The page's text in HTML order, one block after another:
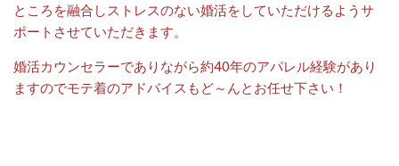
ところを融合しストレスのない婚活をしていただけるようサ
ポートさせていただきます。
婚活カウンセラーでありながら約40年のアパレル経験があり
ますのでモテ着のアドバイスもど～んとお任せ下さい！